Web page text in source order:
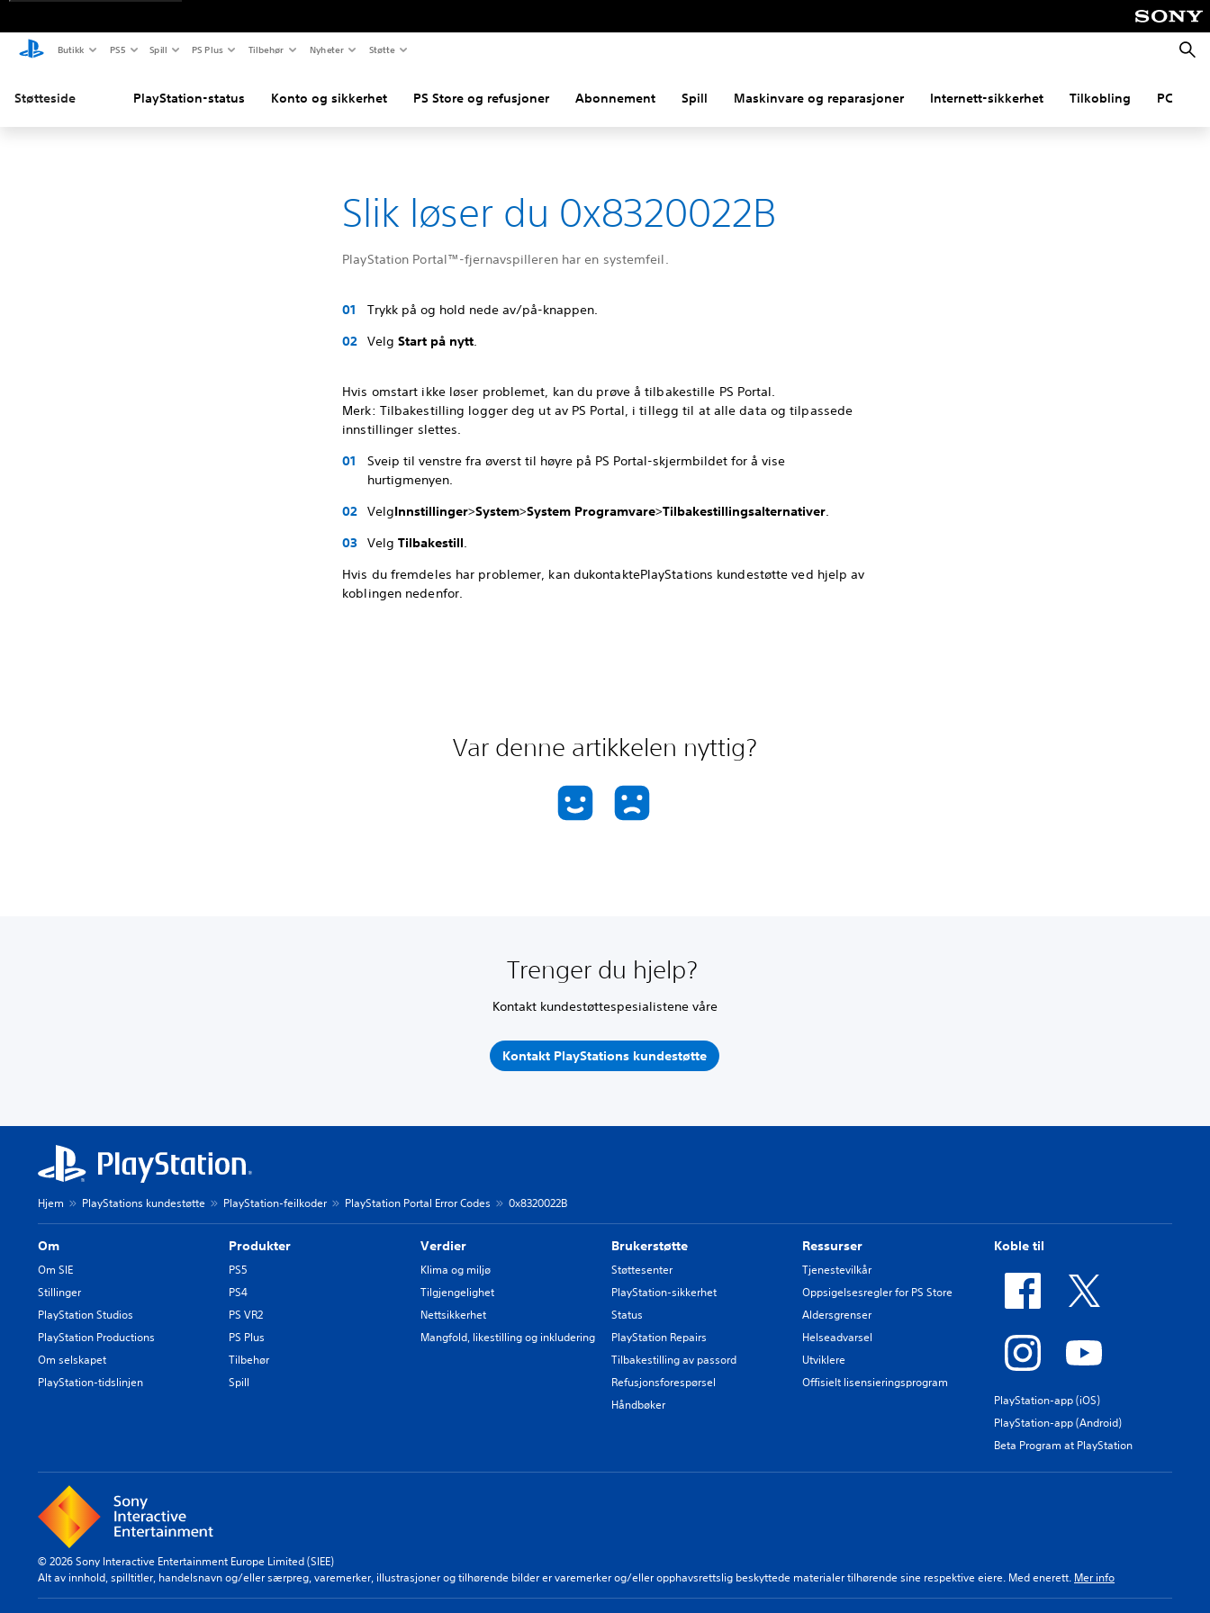
Butikk PS5 Spill PS Plus Tilbehør Nyheter Støtte
Søk
Støtteside PlayStation-status Konto og sikkerhet PS Store og refusjoner Abonnement Spill Maskinvare og reparasjoner Internett-sikkerhet Tilkobling PC
Slik løser du 0x8320022B
PlayStation Portal™-fjernavspilleren har en systemfeil.
Trykk på og hold nede av/på-knappen.
VelgStart på nytt.
Hvis omstart ikke løser problemet, kan du prøve å tilbakestille PS Portal.
Merk: Tilbakestilling logger deg ut av PS Portal, i tillegg til at alle data og tilpassede
innstillinger slettes.
Sveip til venstre fra øverst til høyre på PS Portal-skjermbildet for å vise
hurtigmenyen.
VelgInnstillinger>System>System Programvare>Tilbakestillingsalternativer.
VelgTilbakestill.
Hvis du fremdeles har problemer, kan dukontaktePlayStations kundestøtte ved hjelp av
koblingen nedenfor.
Var denne artikkelen nyttig?
Trenger du hjelp?
Kontakt kundestøttespesialistene våre
Kontakt PlayStations kundestøtte
Hjem PlayStations kundestøtte PlayStation-feilkoder PlayStation Portal Error Codes 0x8320022B
Om
Om SIE
Stillinger
PlayStation Studios
PlayStation Productions
Om selskapet
PlayStation-tidslinjen
Produkter
PS5
PS4
PS VR2
PS Plus
Tilbehør
Spill
Verdier
Klima og miljø
Tilgjengelighet
Nettsikkerhet
Mangfold, likestilling og inkludering
Brukerstøtte
Støttesenter
PlayStation-sikkerhet
Status
PlayStation Repairs
Tilbakestilling av passord
Refusjonsforespørsel
Håndbøker
Ressurser
Tjenestevilkår
Oppsigelsesregler for PS Store
Aldersgrenser
Helseadvarsel
Utviklere
Offisielt lisensieringsprogram
Koble til
PlayStation-app (iOS)
PlayStation-app (Android)
Beta Program at PlayStation
© 2026 Sony Interactive Entertainment Europe Limited (SIEE)
Alt av innhold, spilltitler, handelsnavn og/eller særpreg, varemerker, illustrasjoner og tilhørende bilder er varemerker og/eller opphavsrettslig beskyttede materialer tilhørende sine respektive eiere. Med enerett. Mer info